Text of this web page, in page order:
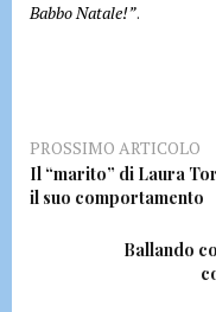
Babbo Natale!”.
PROSSIMO ARTICOLO
Il “marito” di Laura
il suo comportamento
Ballando